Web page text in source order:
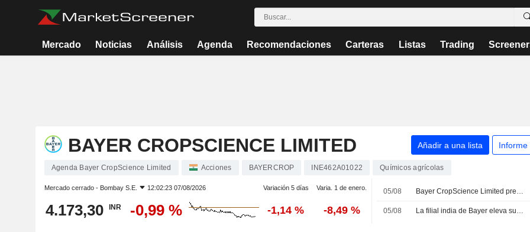
Mercado Noticias Análisis Agenda Recomendaciones Carteras Listas Trading
BAYER CROPSCIENCE LIMITED Añadir a una lista Informe
Agenda Bayer CropScience Limited Acciones BAYERCROP INE462A01022 Químicos agrícolas
Mercado cerrado - Bombay S.E. 12:02:23 07/08/2026 Variación 5 días Varia. 1 de enero.
4.173,30 INR -0,99 % -1,14 % -8,49 %
05/08 Bayer CropScience Limited presenta sus resultados del primer trimestre finalizado el 30 de junio de 2026
05/08 La filial india de Bayer eleva su beneficio trimestral gracias a la reduccion de costes